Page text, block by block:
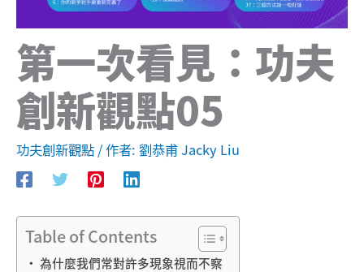
第一次看見：功夫
創新觀點05
功夫創新觀點 / 作者: 劉恭甫 Jacky Liu
Table of Contents
為什麼我們常對許多現象視而不察